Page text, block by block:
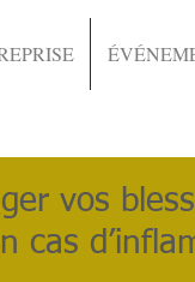
vos
cas